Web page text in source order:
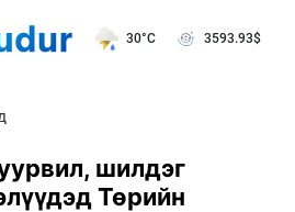
30°C 3593.93$
шилдэг
Төрийн